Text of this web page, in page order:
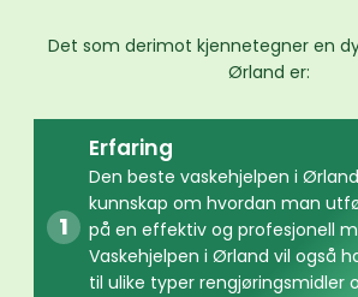
Det som derimot kjennetegner en
Ørland er:
Erfaring
Den beste vaskehjelpen i
kunnskap om hvordan man
på en effektiv og profesjonell
Vaskehjelpen i Ørland vil også
til ulike typer rengjøringsmidler